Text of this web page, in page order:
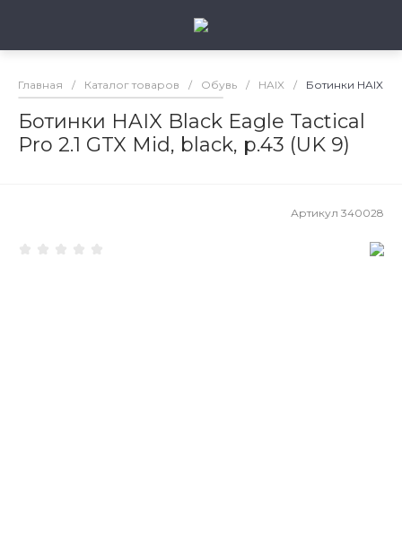
Главная / Каталог товаров / Обувь / HAIX / Ботинки HAIX
Ботинки HAIX Black Eagle Tactical
Pro 2.1 GTX Mid, black, р.43 (UK 9)
Артикул 340028